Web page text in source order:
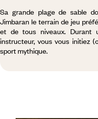
Sa grande plage de sable
Jimbaran le terrain de jeu
et de tous niveaux. Durant
instructeur, vous vous initiez
sport mythique.